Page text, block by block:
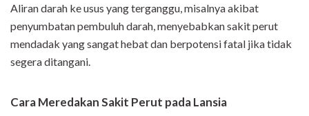
Aliran darah ke usus yang terganggu, misalnya akibat
penyumbatan pembuluh darah, menyebabkan sakit perut
mendadak yang sangat hebat dan berpotensi fatal jika tidak
segera ditangani.
Cara Meredakan Sakit Perut pada Lansia